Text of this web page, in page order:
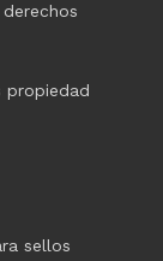
propiedad
sellos